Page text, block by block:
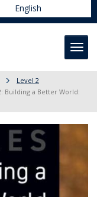
English
Level 2
Building a Better World: